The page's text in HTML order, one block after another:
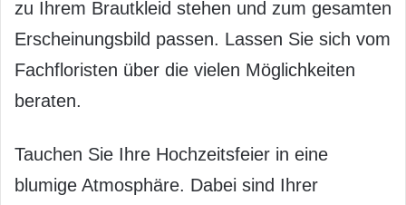
zu Ihrem Brautkleid stehen und zum gesamten
Erscheinungsbild passen. Lassen Sie sich vom
Fachfloristen über die vielen Möglichkeiten
beraten.
Tauchen Sie Ihre Hochzeitsfeier in eine
blumige Atmosphäre. Dabei sind Ihrer